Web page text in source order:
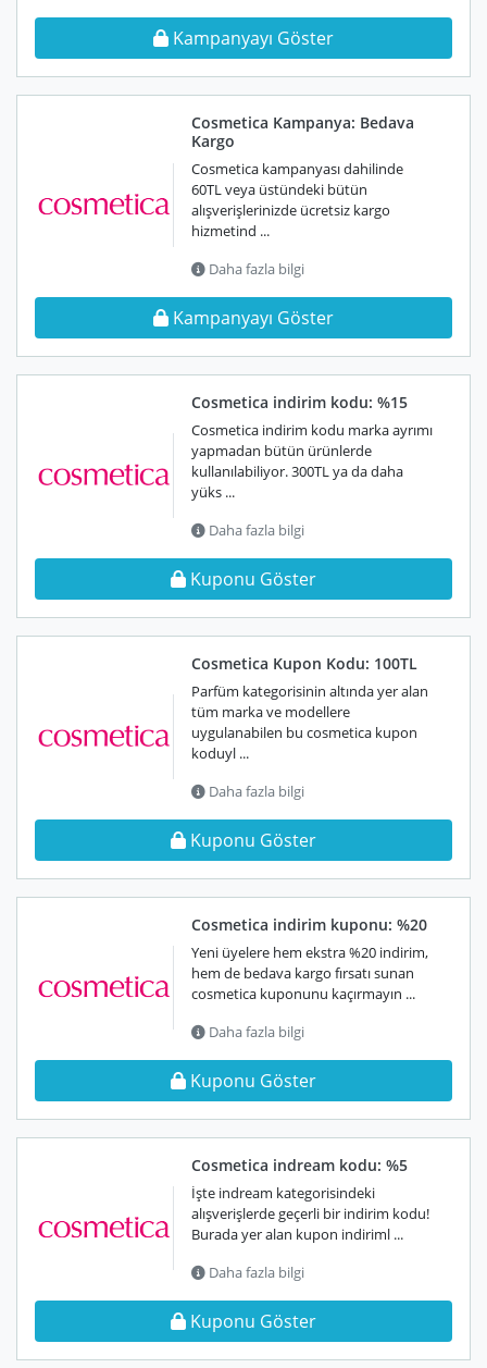
Kampanyayı Göster
Cosmetica Kampanya: Bedava
Kargo
Cosmetica kampanyası dahilinde
60TL veya üstündeki bütün
alışverişlerinizde ücretsiz kargo
hizmetind ...
Daha fazla bilgi
Kampanyayı Göster
Cosmetica indirim kodu: %15
Cosmetica indirim kodu marka ayrımı
yapmadan bütün ürünlerde
kullanılabiliyor. 300TL ya da daha
yüks ...
Daha fazla bilgi
Kuponu Göster
Cosmetica Kupon Kodu: 100TL
Parfüm kategorisinin altında yer alan
tüm marka ve modellere
uygulanabilen bu cosmetica kupon
koduyl ...
Daha fazla bilgi
Kuponu Göster
Cosmetica indirim kuponu: %20
Yeni üyelere hem ekstra %20 indirim,
hem de bedava kargo fırsatı sunan
cosmetica kuponunu kaçırmayın ...
Daha fazla bilgi
Kuponu Göster
Cosmetica indream kodu: %5
İşte indream kategorisindeki
alışverişlerde geçerli bir indirim kodu!
Burada yer alan kupon indiriml ...
Daha fazla bilgi
Kuponu Göster